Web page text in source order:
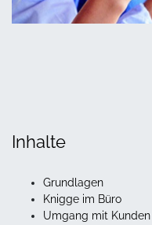
Inhalte
Grundlagen
Knigge im Büro
Umgang mit Kunden